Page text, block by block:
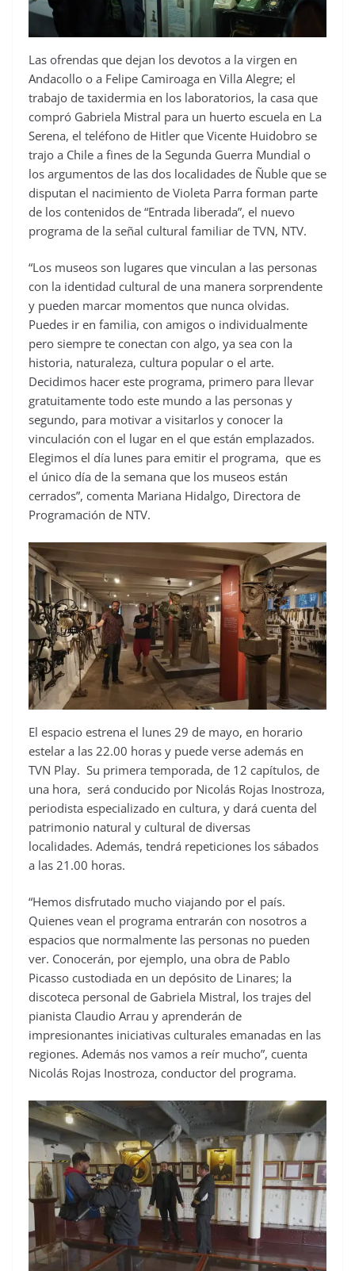
Las ofrendas que dejan los devotos a la virgen en
Andacollo o a Felipe Camiroaga en Villa Alegre; el
trabajo de taxidermia en los laboratorios, la casa que
compró Gabriela Mistral para un huerto escuela en La
Serena, el teléfono de Hitler que Vicente Huidobro se
trajo a Chile a fines de la Segunda Guerra Mundial o
los argumentos de las dos localidades de Ñuble que se
disputan el nacimiento de Violeta Parra forman parte
de los contenidos de “Entrada liberada”, el nuevo
programa de la señal cultural familiar de TVN, NTV.
“Los museos son lugares que vinculan a las personas
con la identidad cultural de una manera sorprendente
y pueden marcar momentos que nunca olvidas.
Puedes ir en familia, con amigos o individualmente
pero siempre te conectan con algo, ya sea con la
historia, naturaleza, cultura popular o el arte.
Decidimos hacer este programa, primero para llevar
gratuitamente todo este mundo a las personas y
segundo, para motivar a visitarlos y conocer la
vinculación con el lugar en el que están emplazados.
Elegimos el día lunes para emitir el programa, que es
el único día de la semana que los museos están
cerrados”, comenta Mariana Hidalgo, Directora de
Programación de NTV.
El espacio estrena el lunes 29 de mayo, en horario
estelar a las 22.00 horas y puede verse además en
TVN Play. Su primera temporada, de 12 capítulos, de
una hora, será conducido por Nicolás Rojas Inostroza,
periodista especializado en cultura, y dará cuenta del
patrimonio natural y cultural de diversas
localidades. Además, tendrá repeticiones los sábados
a las 21.00 horas.
“Hemos disfrutado mucho viajando por el país.
Quienes vean el programa entrarán con nosotros a
espacios que normalmente las personas no pueden
ver. Conocerán, por ejemplo, una obra de Pablo
Picasso custodiada en un depósito de Linares; la
discoteca personal de Gabriela Mistral, los trajes del
pianista Claudio Arrau y aprenderán de
impresionantes iniciativas culturales emanadas en las
regiones. Además nos vamos a reír mucho”, cuenta
Nicolás Rojas Inostroza, conductor del programa.